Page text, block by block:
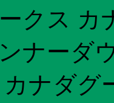
クス カ
ナーダ
カナダ